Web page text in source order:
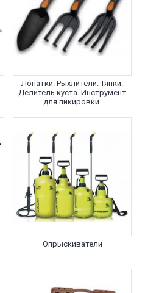
Лопатки. Рыхлители. Тяпки.
Делитель куста. Инструмент
для пикировки.
Опрыскиватели